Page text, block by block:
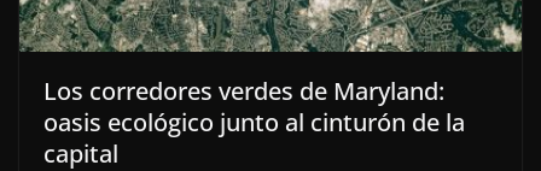
Los corredores verdes de Maryland:
oasis ecológico junto al cinturón de la
capital